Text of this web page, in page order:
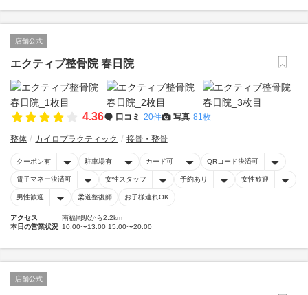
店舗公式
エクティブ整骨院 春日院
4.36 口コミ 20件 写真 81枚
整体 カイロプラクティック 接骨・整骨
クーポン有 駐車場有 カード可 QRコード決済可
電子マネー決済可 女性スタッフ 予約あり 女性歓迎
男性歓迎 柔道整復師 お子様連れOK
アクセス
南福岡駅から2.2km
本日の営業状況 10:00〜13:00 15:00〜20:00
店舗公式